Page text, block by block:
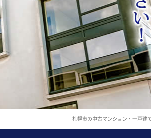
札幌市の中古マンション・一戸建